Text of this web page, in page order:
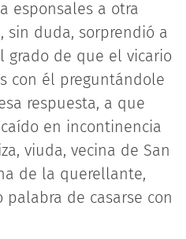
esponsales a otra
sin duda, sorprendió a
grado de que el vicario
con él preguntándole
respuesta, a que
en incontinencia
viuda, vecina de San
de la querellante,
de casarse con